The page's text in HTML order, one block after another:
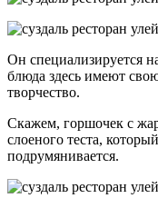
Он специализируется
блюда здесь имеют
творчество.
Скажем, горшочек с
слоеного теста,
подрумянивается.